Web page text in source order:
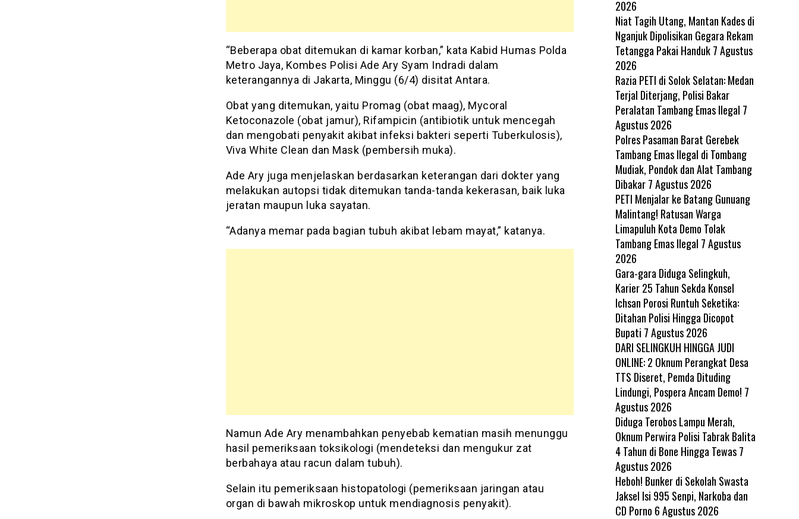
“Beberapa obat ditemukan di kamar korban,” kata Kabid Humas Polda
Metro Jaya, Kombes Polisi Ade Ary Syam Indradi dalam
keterangannya di Jakarta, Minggu (6/4) disitat Antara.
Obat yang ditemukan, yaitu Promag (obat maag), Mycoral
Ketoconazole (obat jamur), Rifampicin (antibiotik untuk mencegah
dan mengobati penyakit akibat infeksi bakteri seperti Tuberkulosis),
Viva White Clean dan Mask (pembersih muka).
Ade Ary juga menjelaskan berdasarkan keterangan dari dokter yang
melakukan autopsi tidak ditemukan tanda-tanda kekerasan, baik luka
jeratan maupun luka sayatan.
“Adanya memar pada bagian tubuh akibat lebam mayat,” katanya.
Namun Ade Ary menambahkan penyebab kematian masih menunggu
hasil pemeriksaan toksikologi (mendeteksi dan mengukur zat
berbahaya atau racun dalam tubuh).
Selain itu pemeriksaan histopatologi (pemeriksaan jaringan atau
organ di bawah mikroskop untuk mendiagnosis penyakit).
2026
Niat Tagih Utang, Mantan Kades di
Nganjuk Dipolisikan Gegara Rekam
Tetangga Pakai Handuk 7 Agustus
2026
Razia PETI di Solok Selatan: Medan
Terjal Diterjang, Polisi Bakar
Peralatan Tambang Emas Ilegal 7
Agustus 2026
Polres Pasaman Barat Gerebek
Tambang Emas Ilegal di Tombang
Mudiak, Pondok dan Alat Tambang
Dibakar 7 Agustus 2026
PETI Menjalar ke Batang Gunuang
Malintang! Ratusan Warga
Limapuluh Kota Demo Tolak
Tambang Emas Ilegal 7 Agustus
2026
Gara-gara Diduga Selingkuh,
Karier 25 Tahun Sekda Konsel
Ichsan Porosi Runtuh Seketika:
Ditahan Polisi Hingga Dicopot
Bupati 7 Agustus 2026
DARI SELINGKUH HINGGA JUDI
ONLINE: 2 Oknum Perangkat Desa
TTS Diseret, Pemda Dituding
Lindungi, Pospera Ancam Demo! 7
Agustus 2026
Diduga Terobos Lampu Merah,
Oknum Perwira Polisi Tabrak Balita
4 Tahun di Bone Hingga Tewas 7
Agustus 2026
Heboh! Bunker di Sekolah Swasta
Jaksel Isi 995 Senpi, Narkoba dan
CD Porno 6 Agustus 2026